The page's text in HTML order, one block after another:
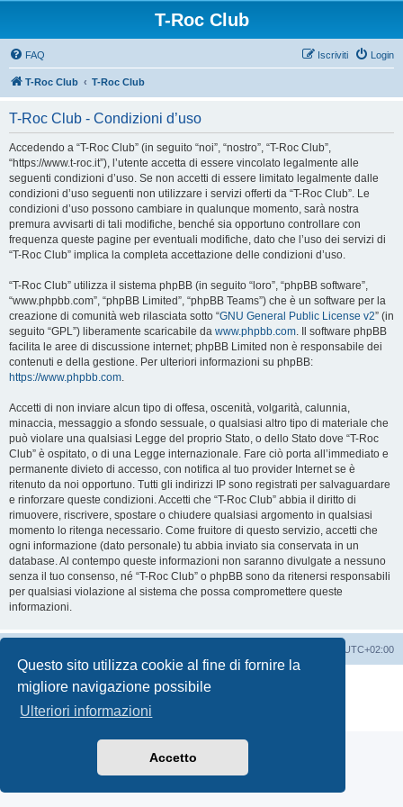
Questo sito utilizza cookie al fine di fornire la
migliore navigazione possibile
Ulteriori informazioni
Accetto
T-Roc Club
FAQ Login
Iscriviti
T-Roc Club T-Roc Club
T-Roc Club - Condizioni d’uso
Accedendo a “T-Roc Club” (in seguito “noi”, “nostro”, “T-Roc Club”,
“https://www.t-roc.it”), l’utente accetta di essere vincolato legalmente alle
seguenti condizioni d’uso. Se non accetti di essere limitato legalmente dalle
condizioni d’uso seguenti non utilizzare i servizi offerti da “T-Roc Club”. Le
condizioni d’uso possono cambiare in qualunque momento, sarà nostra
premura avvisarti di tali modifiche, benché sia opportuno controllare con
frequenza queste pagine per eventuali modifiche, dato che l’uso dei servizi di
“T-Roc Club” implica la completa accettazione delle condizioni d’uso.
“T-Roc Club” utilizza il sistema phpBB (in seguito “loro”, “phpBB software”,
“www.phpbb.com”, “phpBB Limited”, “phpBB Teams”) che è un software per la
creazione di comunità web rilasciata sotto “GNU General Public License v2” (in
seguito “GPL”) liberamente scaricabile da www.phpbb.com. Il software phpBB
facilita le aree di discussione internet; phpBB Limited non è responsabile dei
contenuti e della gestione. Per ulteriori informazioni su phpBB:
https://www.phpbb.com.
Accetti di non inviare alcun tipo di offesa, oscenità, volgarità, calunnia,
minaccia, messaggio a sfondo sessuale, o qualsiasi altro tipo di materiale che
può violare una qualsiasi Legge del proprio Stato, o dello Stato dove “T-Roc
Club” è ospitato, o di una Legge internazionale. Fare ciò porta all’immediato e
permanente divieto di accesso, con notifica al tuo provider Internet se è
ritenuto da noi opportuno. Tutti gli indirizzi IP sono registrati per salvaguardare
e rinforzare queste condizioni. Accetti che “T-Roc Club” abbia il diritto di
rimuovere, riscrivere, spostare o chiudere qualsiasi argomento in qualsiasi
momento lo ritenga necessario. Come fruitore di questo servizio, accetti che
ogni informazione (dato personale) tu abbia inviato sia conservata in un
database. Al contempo queste informazioni non saranno divulgate a nessuno
senza il tuo consenso, né “T-Roc Club” o phpBB sono da ritenersi responsabili
per qualsiasi violazione al sistema che possa compromettere queste
informazioni.
UTC+02:00
Creato da
® Forum Software © phpBB Limited
Traduzione Italiana